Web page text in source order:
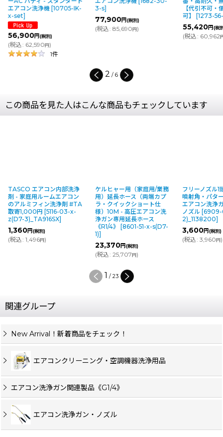
エアコン洗浄機 [10705-IK-
x-set]
56,900円(税別)
(税込: 62,590円)
1件
3-s]
77,900円(税別)
(税込: 85,690円)
【代引不可・
可】
[1273-
55,420円(税
(税込: 60,962
2 / 6
この商品を見た人はこんな商品もチェックしています
TASCO エアコン内部洗浄
剤 - 家庭用ルームエアコン
のアルミフィン洗浄剤 #TA
取寄1,000円 [5116-03-x-
z(D7-3)_TA916SX]
1,360円(税別)
(税込: 1,496円)
ケルヒャー用（家庭用/業務
用）延長ホース（両端カプ
ラ・クイックショート仕
様）10M - 高圧エアコン洗
浄ガン専用延長ホース
《R1/4》
[8601-51-x-s(D7-
1)]
23,370円(税別)
(税込: 25,707円)
フリーノズル1
噴射角・パタ
エアコン洗浄
ノズル [6909-
2)_1138200]
3,600円(税別)
(税込: 3,960円)
1 / 23
関連グループ
New Arrival！新着商品をチェック！
エアコンクリーニング・空調機器洗浄用品
エアコン洗浄ガン関連製品《G1/4》
エアコン洗浄ガン・ノズル